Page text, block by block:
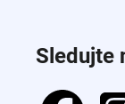
Sledujte